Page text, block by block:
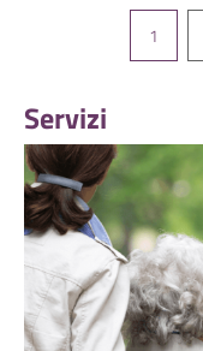
Pagination
1
Servizi